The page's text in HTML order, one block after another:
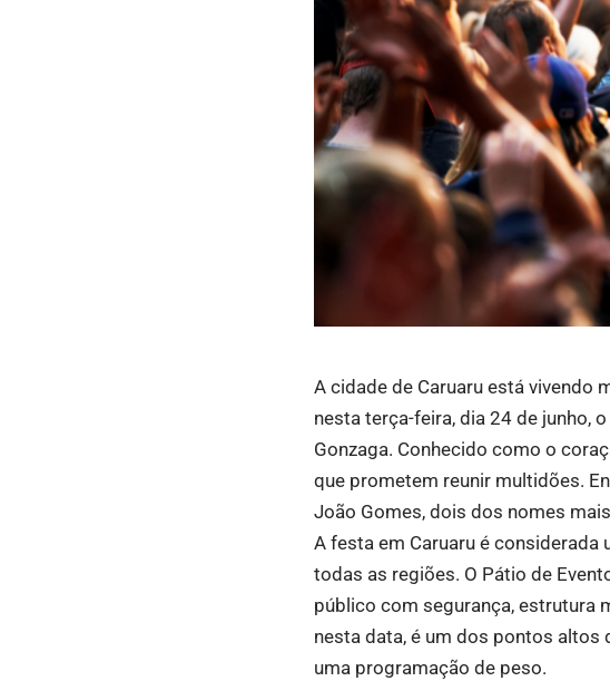
A cidade de Caruaru está vivendo
nesta terça-feira, dia 24 de junho,
Gonzaga. Conhecido como o
que prometem reunir multidões.
João Gomes, dois dos nomes
A festa em Caruaru é
todas as regiões. O Pátio de
público com segurança, estrutura
nesta data, é um dos pontos altos
uma programação de peso.